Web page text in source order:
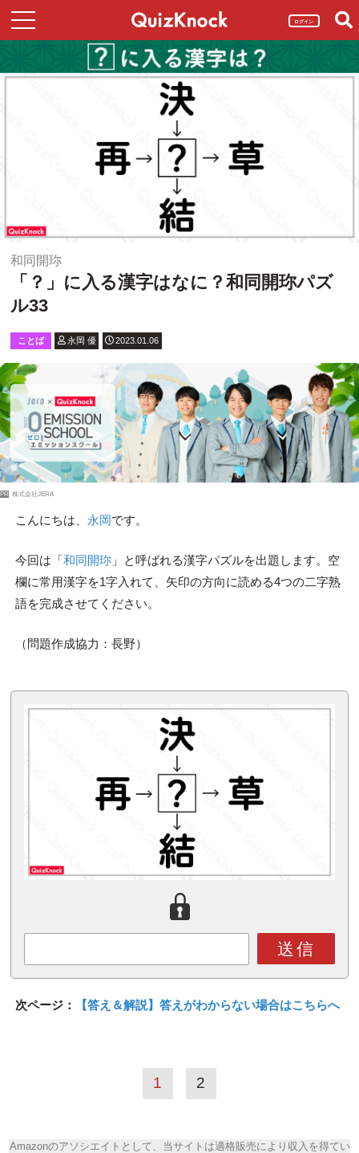
ログイン
和同開珎
「？」に入る漢字はなに？和同開珎パズ
ル33
ことば 永岡 優 2023.01.06
PR 株式会社JERA
こんにちは、 永岡です。
今回は「和同開珎」と呼ばれる漢字パズルを出題します。空
欄に常用漢字を1字入れて、矢印の方向に読める4つの二字熟
語を完成させてください。
（問題作成協力：長野）
送信
次ページ： 【答え＆解説】答えがわからない場合はこちらへ
1 2
Amazonのアソシエイトとして、当サイトは適格販売により収入を得てい